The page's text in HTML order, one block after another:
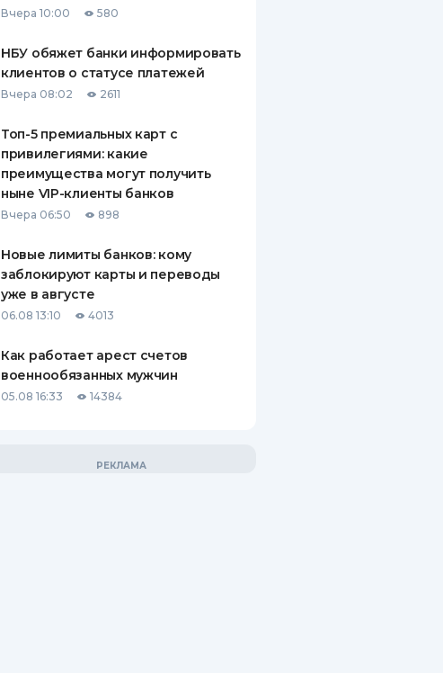
СТРАХОВЫЕ ПОЛИСЫ
О СТРАХОВЫХ
Вчера 10:00 580
НБУ обяжет банки информировать
клиентов о статусе платежей
Вчера 08:02 2611
Топ-5 премиальных карт с
привилегиями: какие
преимущества могут получить
ныне VIP-клиенты банков
Вчера 06:50 898
Новые лимиты банков: кому
заблокируют карты и переводы
уже в августе
06.08 13:10 4013
Как работает арест счетов
военнообязанных мужчин
05.08 16:33 14384